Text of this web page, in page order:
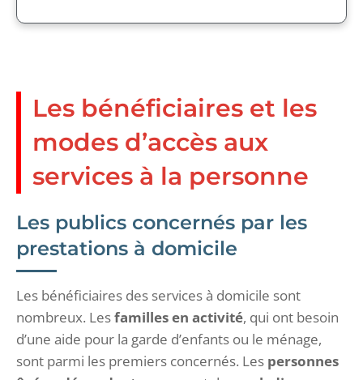
Les bénéficiaires et les
modes d’accès aux
services à la personne
Les publics concernés par les
prestations à domicile
Les bénéficiaires des services à domicile sont
nombreux. Lesfamilles en activité, qui ont besoin
d’une aide pour la garde d’enfants ou le ménage,
sont parmi les premiers concernés. Les personnes